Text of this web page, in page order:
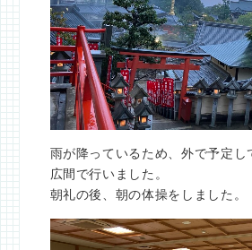
雨が降っているため、外で予定し
広間で行いました。
朝礼の後、朝の体操をしました。